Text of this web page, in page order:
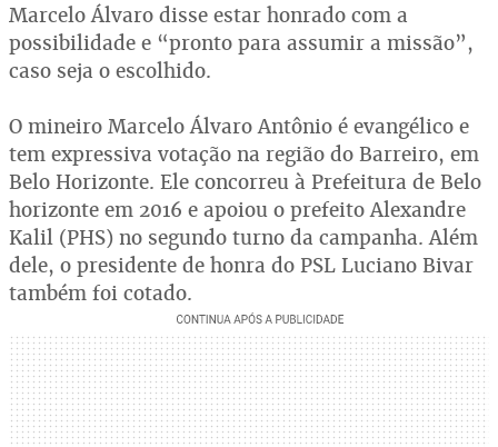
Marcelo Álvaro disse estar honrado com a
possibilidade e “pronto para assumir a missão”,
caso seja o escolhido.
O mineiro Marcelo Álvaro Antônio é evangélico e
tem expressiva votação na região do Barreiro, em
Belo Horizonte. Ele concorreu à Prefeitura de Belo
horizonte em 2016 e apoiou o prefeito Alexandre
Kalil (PHS) no segundo turno da campanha. Além
dele, o presidente de honra do PSL Luciano Bivar
também foi cotado.